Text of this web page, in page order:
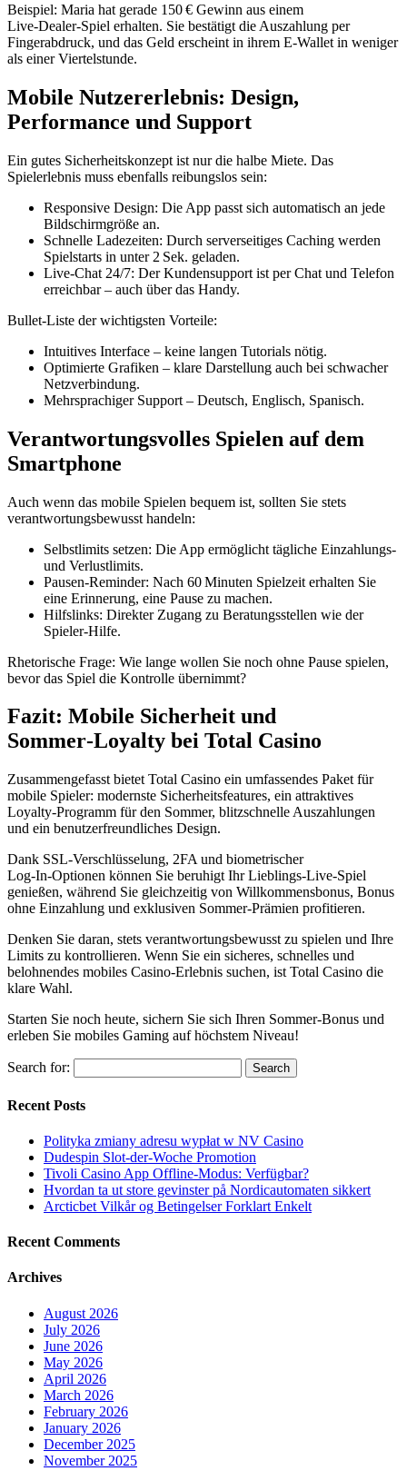
Beispiel: Maria hat gerade 150 € Gewinn aus einem
Live‑Dealer‑Spiel erhalten. Sie bestätigt die Auszahlung per
Fingerabdruck, und das Geld erscheint in ihrem E‑Wallet in weniger
als einer Viertelstunde.
Mobile Nutzererlebnis: Design,
Performance und Support
Ein gutes Sicherheitskonzept ist nur die halbe Miete. Das
Spielerlebnis muss ebenfalls reibungslos sein:
Responsive Design: Die App passt sich automatisch an jede
Bildschirmgröße an.
Schnelle Ladezeiten: Durch serverseitiges Caching werden
Spielstarts in unter 2 Sek. geladen.
Live‑Chat 24/7: Der Kundensupport ist per Chat und Telefon
erreichbar – auch über das Handy.
Bullet‑Liste der wichtigsten Vorteile:
Intuitives Interface – keine langen Tutorials nötig.
Optimierte Grafiken – klare Darstellung auch bei schwacher
Netzverbindung.
Mehrsprachiger Support – Deutsch, Englisch, Spanisch.
Verantwortungsvolles Spielen auf dem
Smartphone
Auch wenn das mobile Spielen bequem ist, sollten Sie stets
verantwortungsbewusst handeln:
Selbstlimits setzen: Die App ermöglicht tägliche Einzahlungs‑
und Verlustlimits.
Pausen‑Reminder: Nach 60 Minuten Spielzeit erhalten Sie
eine Erinnerung, eine Pause zu machen.
Hilfslinks: Direkter Zugang zu Beratungsstellen wie der
Spieler‑Hilfe.
Rhetorische Frage: Wie lange wollen Sie noch ohne Pause spielen,
bevor das Spiel die Kontrolle übernimmt?
Fazit: Mobile Sicherheit und
Sommer‑Loyalty bei Total Casino
Zusammengefasst bietet Total Casino ein umfassendes Paket für
mobile Spieler: modernste Sicherheitsfeatures, ein attraktives
Loyalty‑Programm für den Sommer, blitzschnelle Auszahlungen
und ein benutzerfreundliches Design.
Dank SSL‑Verschlüsselung, 2FA und biometrischer
Log‑In‑Optionen können Sie beruhigt Ihr Lieblings‑Live‑Spiel
genießen, während Sie gleichzeitig von Willkommensbonus, Bonus
ohne Einzahlung und exklusiven Sommer‑Prämien profitieren.
Denken Sie daran, stets verantwortungsbewusst zu spielen und Ihre
Limits zu kontrollieren. Wenn Sie ein sicheres, schnelles und
belohnendes mobiles Casino-Erlebnis suchen, ist Total Casino die
klare Wahl.
Starten Sie noch heute, sichern Sie sich Ihren Sommer‑Bonus und
erleben Sie mobiles Gaming auf höchstem Niveau!
Search for:
Recent Posts
Polityka zmiany adresu wypłat w NV Casino
Dudespin Slot-der-Woche Promotion
Tivoli Casino App Offline-Modus: Verfügbar?
Hvordan ta ut store gevinster på Nordicautomaten sikkert
Arcticbet Vilkår og Betingelser Forklart Enkelt
Recent Comments
Archives
August 2026
July 2026
June 2026
May 2026
April 2026
March 2026
February 2026
January 2026
December 2025
November 2025